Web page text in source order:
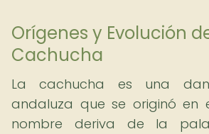
Orígenes y Evolución
Cachucha
La cachucha es una
andaluza que se originó en
nombre deriva de la